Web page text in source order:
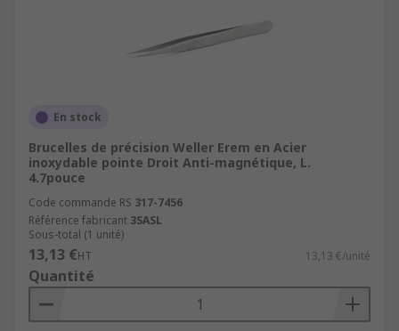
En stock
Brucelles de précision Weller Erem en Acier
inoxydable pointe Droit Anti-magnétique, L.
4.7pouce
Code commande RS 317-7456
Référence fabricant 3SASL
Sous-total (1 unité)
13,13 €HT 13,13 €/unité
Quantité